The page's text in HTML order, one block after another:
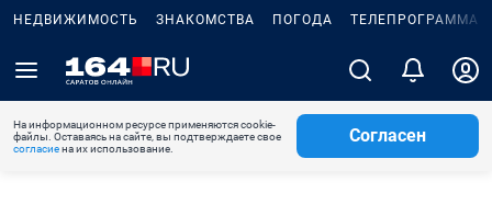
НЕДВИЖИМОСТЬ ЗНАКОМСТВА ПОГОДА ТЕЛЕПРОГРАММА
На информационном ресурсе применяются cookie-
файлы. Оставаясь на сайте, вы подтверждаете свое
согласиена их использование.
Согласен